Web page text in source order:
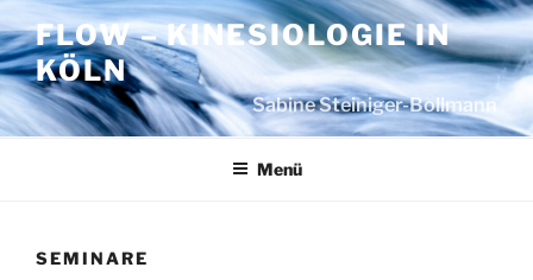
Inhalt
springen
FLOW – KINESIOLOGIE IN
KÖLN
Sabine Steiniger-Bollmann
Menü
SEMINARE